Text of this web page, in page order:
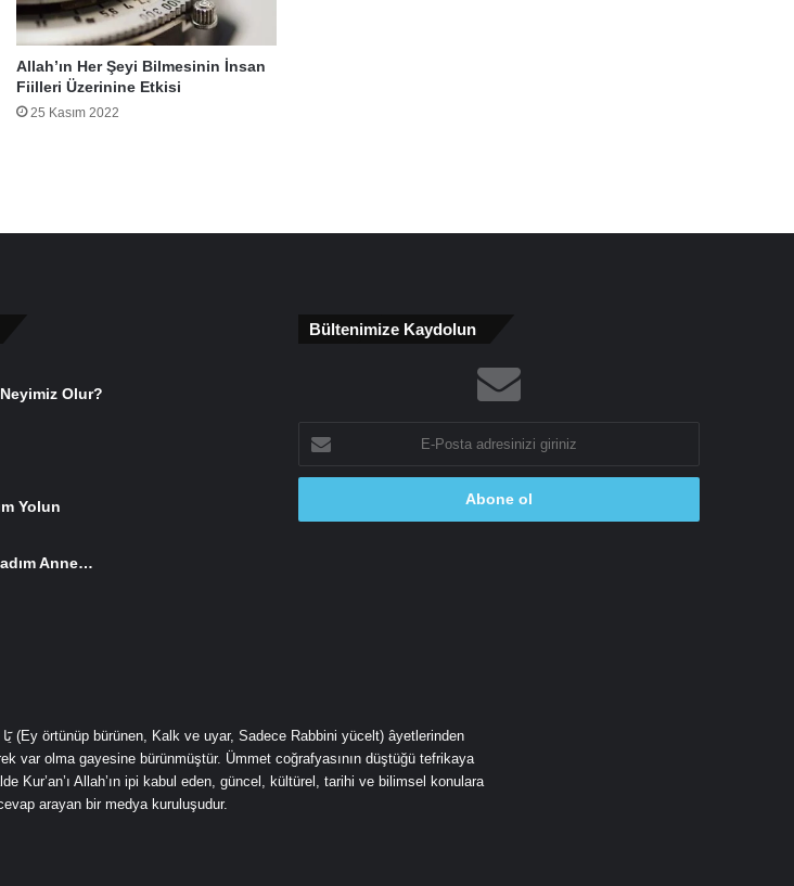
Allah’ın Her Şeyi Bilmesinin İnsan
Fiilleri Üzerinine Etkisi
25 Kasım 2022
Olur?
Yolun
Anne…
Bültenimize Kaydolun
Posta
adresinizi
var olma gayesine bürünmüştür. Ümmet coğrafyasının düştüğü tefrikaya
Kur’an’ı Allah’ın ipi kabul eden, güncel, kültürel, tarihi ve bilimsel konulara
arayan bir medya kuruluşudur.